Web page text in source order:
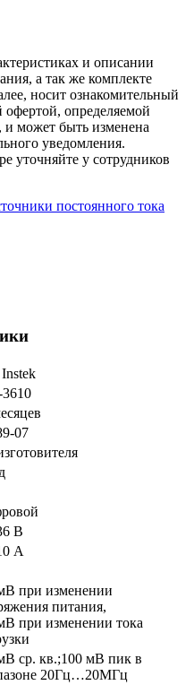
и описании
а так же комплекте
носит ознакомительный
офертой, определяемой
может быть изменена
уведомления.
уточняйте у сотрудников
постоянного тока
3610
07
В
А
при изменении
питания,
при изменении тока
ср. кв.;100 мВ пик в
20Гц…20МГц